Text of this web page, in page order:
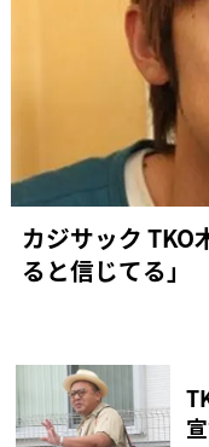
カジサック TKO
ると信じてる」